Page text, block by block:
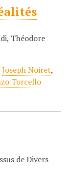
Théodore
Joseph Noiret,
Torcello
de Divers